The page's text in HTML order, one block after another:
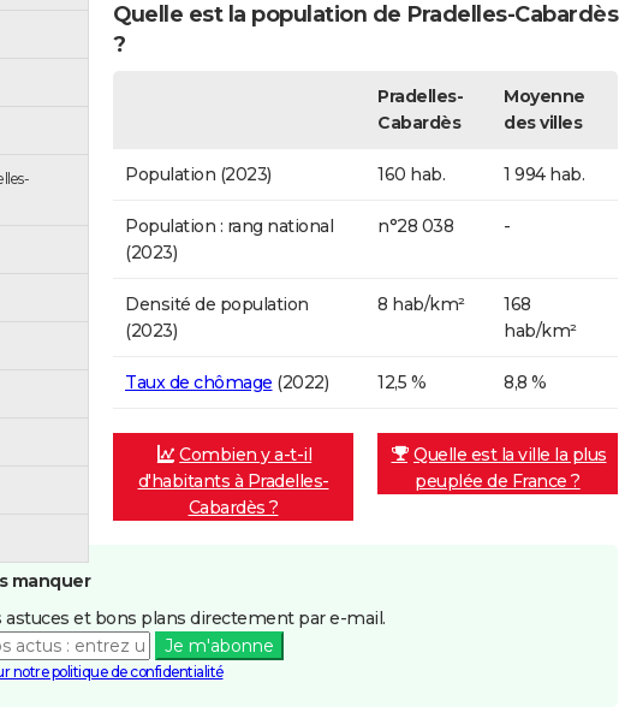
Quelle est la population de Pradelles-Cabardès
?
Pradelles-
Cabardès
Moyenne
des villes
Population (2023) 160 hab. 1 994 hab.
Population : rang national
(2023)
n°28 038 -
Densité de population
(2023)
8 hab/km²
168
hab/km²
Taux de chômage (2022) 12,5 % 8,8 %
Combien y a-t-il
d'habitants à Pradelles-
Cabardès ?
Quelle est la ville la plus
peuplée de France ?
manquer
astuces et bons plans directement par e-mail.
Je m'abonne
notre politique de confidentialité